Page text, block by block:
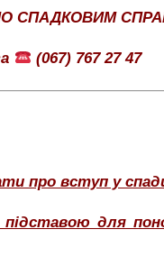
СПАДКОВИМ
(067) 767 27 47
про вступ у
для